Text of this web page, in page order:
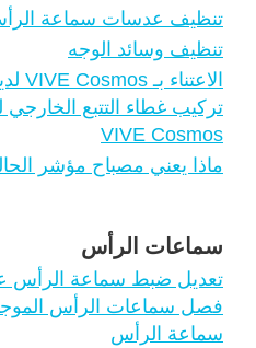
تنظيف عدسات سماعة
تنظيف وسائد الوجه
الاعتناء بـ VIVE Cosmos لديك
تركيب غطاء التتبع
VIVE Cosmos
ماذا يعني مصباح مؤشر
سماعات الرأس
تعديل ضبط سماعة الرأس
فصل سماعات الرأس
سماعة الرأس